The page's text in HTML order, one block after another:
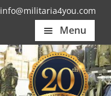
info@militaria4you.com
Menu